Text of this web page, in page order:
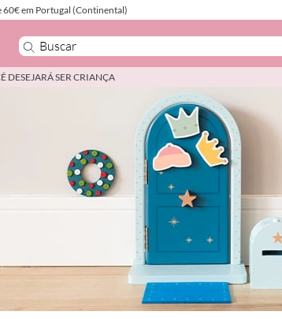
60€ em Portugal (Continental)
DESEJARÁ SER CRIANÇA